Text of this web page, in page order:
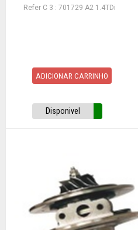
Refer C 3 : 701729 A2 1.4TDi
ADICIONAR CARRINHO
Disponivel